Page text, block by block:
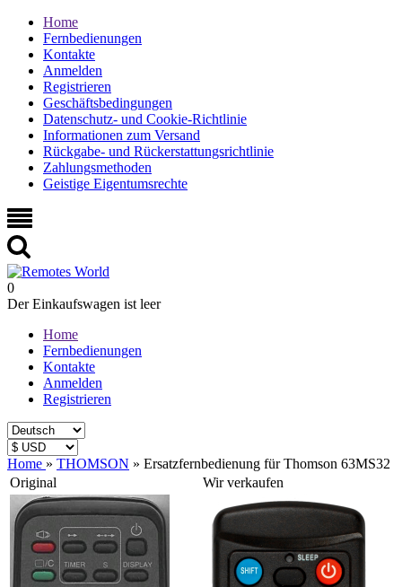
Home
Fernbedienungen
Kontakte
Anmelden
Registrieren
Geschäftsbedingungen
Datenschutz- und Cookie-Richtlinie
Informationen zum Versand
Rückgabe- und Rückerstattungsrichtlinie
Zahlungsmethoden
Geistige Eigentumsrechte
0
Der Einkaufswagen ist leer
Home
Fernbedienungen
Kontakte
Anmelden
Registrieren
Home » THOMSON » Ersatzfernbedienung für Thomson 63MS32
Original
Wir verkaufen